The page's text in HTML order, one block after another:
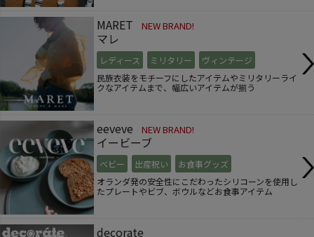
MARET NEW BRAND!
マレ
レディース ミリタリー
ヴィンテージ
民族衣装をモチーフにしたアイテムやミリタリーライ
クなアイテムまで、幅広いアイテムが揃う
eeveve NEW BRAND!
イービーブ
ベビー 出産祝い
お食事グッズ
オランダ発の安全性にこだわったシリコーンを使用し
たプレートやビブ、ボウルなどお食事アイテム
decorate